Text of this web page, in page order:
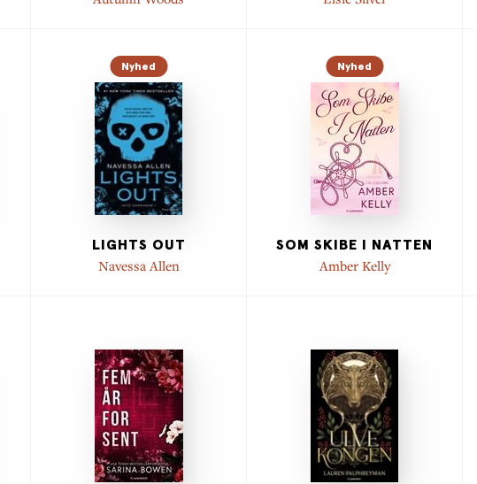
Nyhed
LIGHTS OUT
Navessa Allen
Nyhed
SOM SKIBE I NATTEN
Amber Kelly